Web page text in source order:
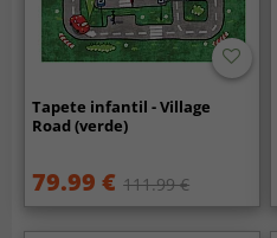
Tapete infantil - Village
Road (verde)
79.99 € 111.99 €